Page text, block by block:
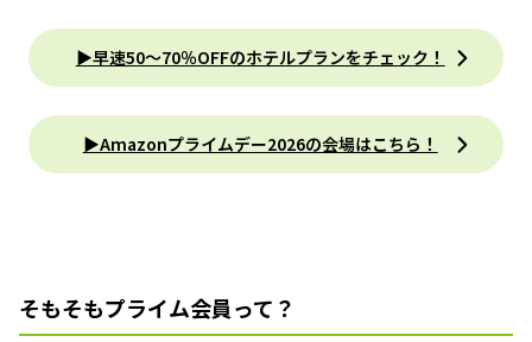
▶︎早速50〜70％OFFのホテルプランをチェック！
▶︎Amazonプライムデー2026の会場はこちら！
そもそもプライム会員って？